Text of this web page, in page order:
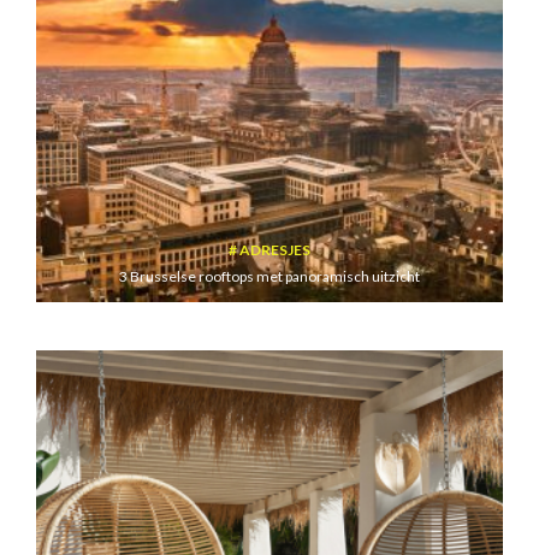
ADRESJES
3 Brusselse rooftops met panoramisch uitzicht